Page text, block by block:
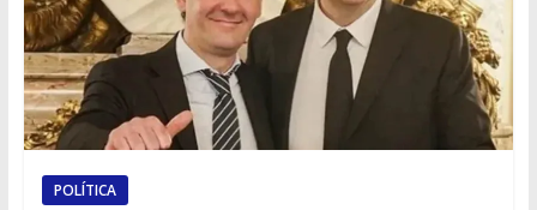
POLÍTICA